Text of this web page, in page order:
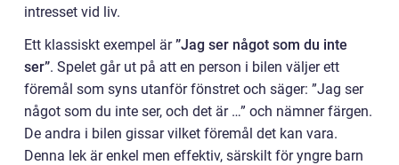
intresset vid liv.
Ett klassiskt exempel är”Jag ser något som du inte
ser”. Spelet går ut på att en person i bilen väljer ett
föremål som syns utanför fönstret och säger: ”Jag ser
något som du inte ser, och det är …” och nämner färgen.
De andra i bilen gissar vilket föremål det kan vara.
Denna lek är enkel men effektiv, särskilt för yngre barn